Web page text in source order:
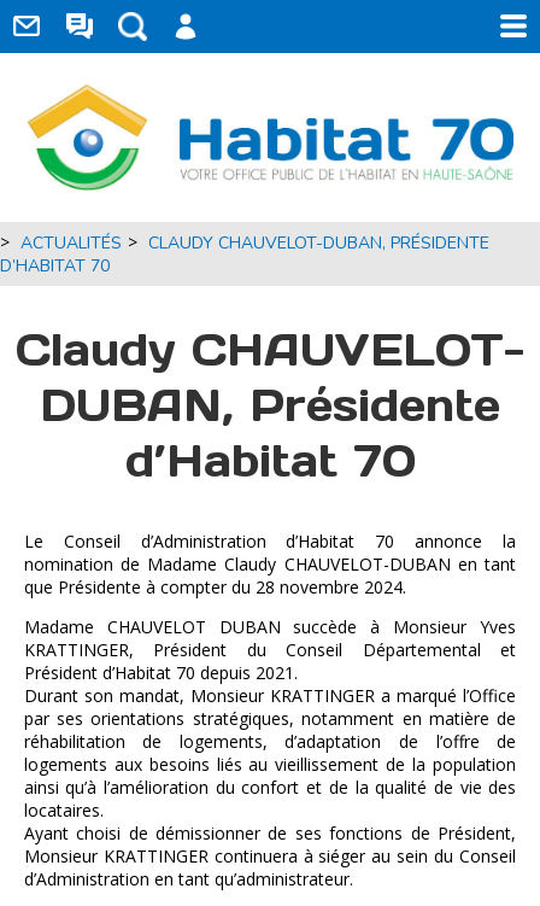
> ACTUALITÉS > CLAUDY CHAUVELOT-DUBAN, PRÉSIDENTE
D’HABITAT 70
Claudy CHAUVELOT-
DUBAN, Présidente
d’Habitat 70
Le Conseil d’Administration d’Habitat 70 annonce la
nomination de Madame Claudy CHAUVELOT-DUBAN en tant
que Présidente à compter du 28 novembre 2024.
Madame CHAUVELOT DUBAN succède à Monsieur Yves
KRATTINGER, Président du Conseil Départemental et
Président d’Habitat 70 depuis 2021.
Durant son mandat, Monsieur KRATTINGER a marqué l’Office
par ses orientations stratégiques, notamment en matière de
réhabilitation de logements, d’adaptation de l’offre de
logements aux besoins liés au vieillissement de la population
ainsi qu’à l’amélioration du confort et de la qualité de vie des
locataires.
Ayant choisi de démissionner de ses fonctions de Président,
Monsieur KRATTINGER continuera à siéger au sein du Conseil
d’Administration en tant qu’administrateur.